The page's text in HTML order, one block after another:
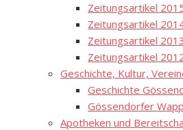
Zeitungsartikel
Zeitungsartikel
Zeitungsartikel 2013
Zeitungsartikel
Geschichte, Kultur,
Geschichte
Gössendorfer
Apotheken und